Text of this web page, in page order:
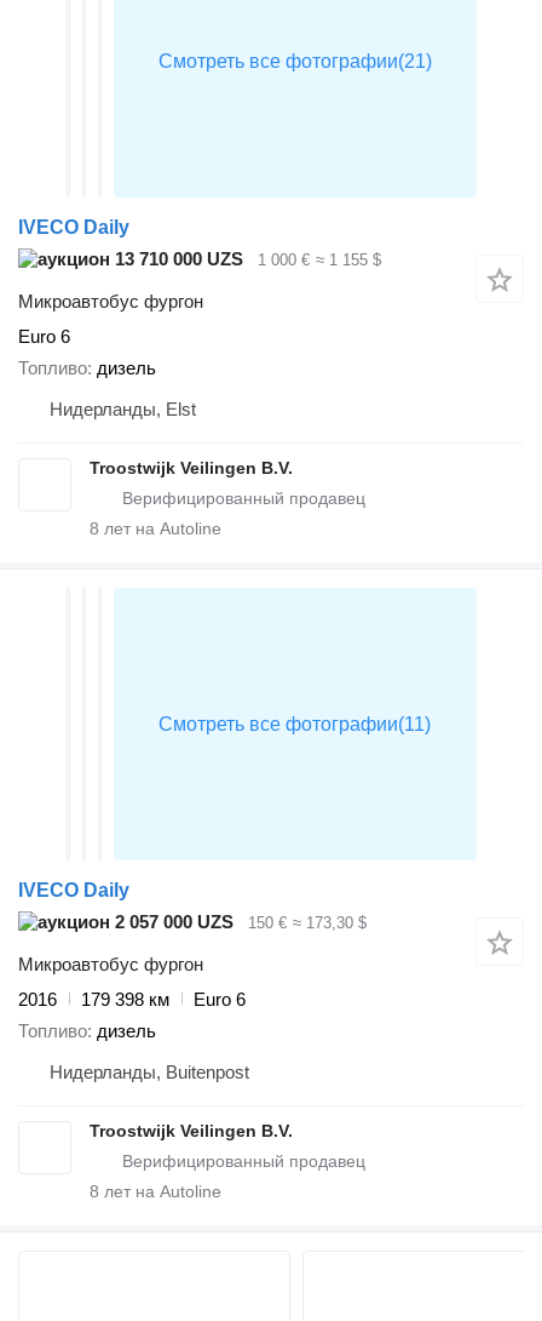
IVECO Daily
13 710 000 UZS
1 000 € ≈ 1 155 $
Микроавтобус фургон
Euro 6
Топливо дизель
Нидерланды, Elst
Troostwijk Veilingen B.V.
8 лет на Autoline
IVECO Daily
2 057 000 UZS
150 € ≈ 173,30 $
Микроавтобус фургон
2016
179 398 км
Euro 6
Топливо дизель
Нидерланды, Buitenpost
Troostwijk Veilingen B.V.
8 лет на Autoline